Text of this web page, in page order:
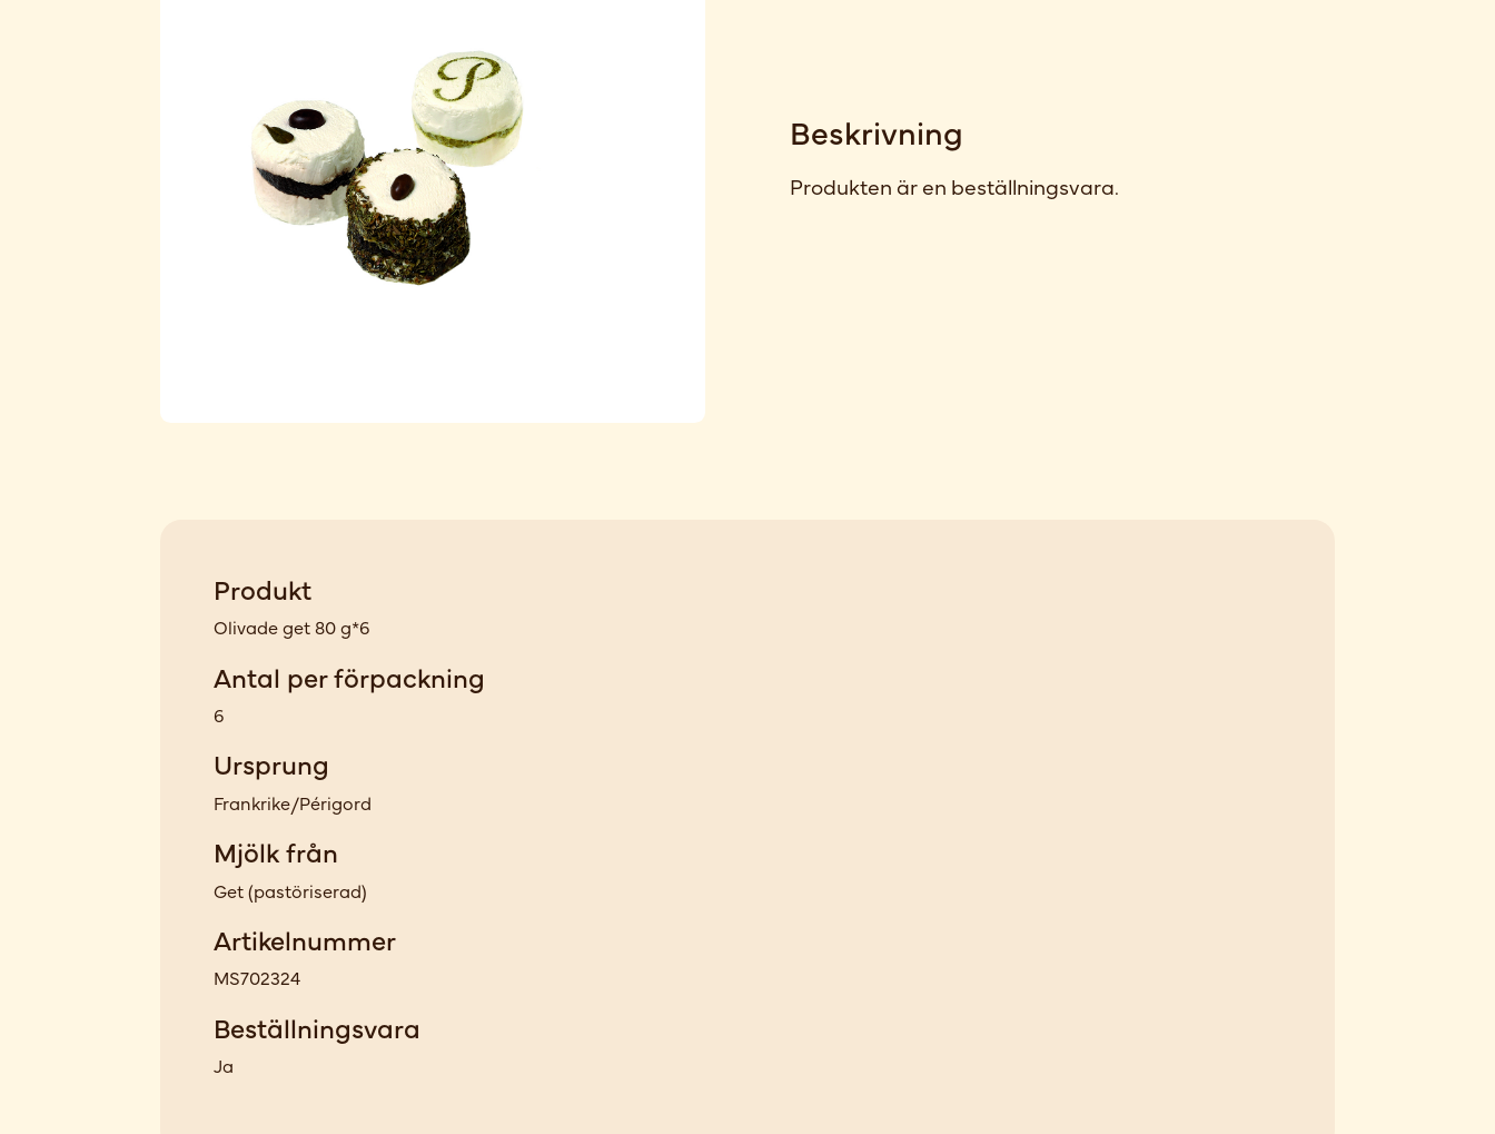
Beskrivning
Produkten är en beställningsvara.
Produkt
Olivade get 80 g*6
Antal per förpackning
6
Ursprung
Frankrike/Périgord
Mjölk från
Get(pastöriserad)
Artikelnummer
MS702324
Beställningsvara
Ja